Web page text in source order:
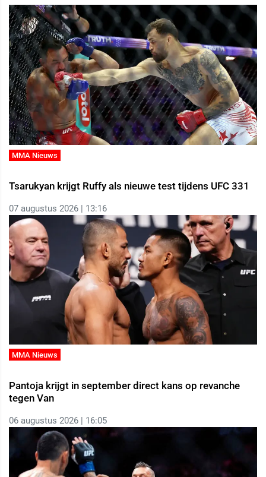
MMA Nieuws
Tsarukyan krijgt Ruffy als nieuwe test tijdens UFC 331
07 augustus 2026 | 13:16
MMA Nieuws
Pantoja krijgt in september direct kans op revanche
tegen Van
06 augustus 2026 | 16:05